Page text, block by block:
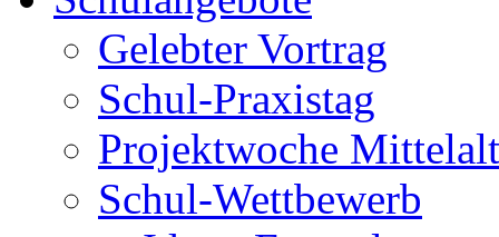
Gelebter Vortrag
Schul-Praxistag
Projektwoche
Schul-Wettbewerb